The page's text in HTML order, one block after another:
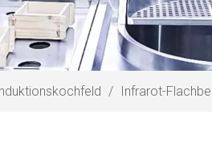
/ Infrarot-